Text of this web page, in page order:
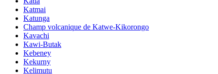
Katmai
Katunga
Champ volcanique de Katwe-Kikorongo
Kavachi
Kawi-Butak
Kebeney
Kekurny
Kelimutu